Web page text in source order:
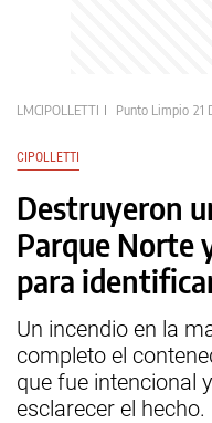
LMCIPOLLETTI Punto Limpio 21
CIPOLLETTI
Destruyeron
Parque Norte
para
Un incendio en la
completo el
que fue intencional
esclarecer el hecho.